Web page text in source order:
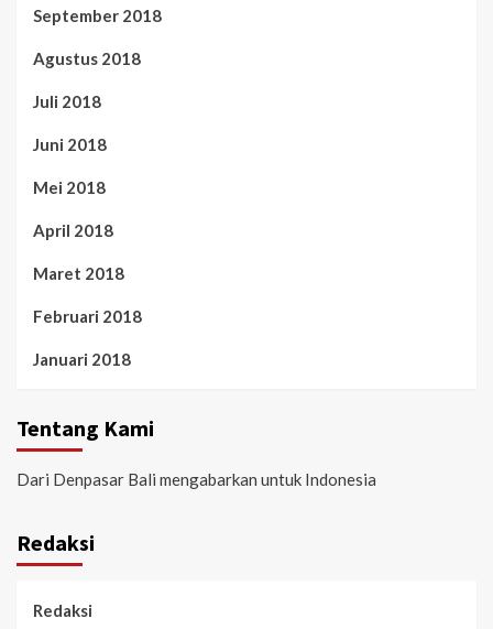
September 2018
Agustus 2018
Juli 2018
Juni 2018
Mei 2018
April 2018
Maret 2018
Februari 2018
Januari 2018
Tentang Kami
Dari Denpasar Bali mengabarkan untuk Indonesia
Redaksi
Redaksi